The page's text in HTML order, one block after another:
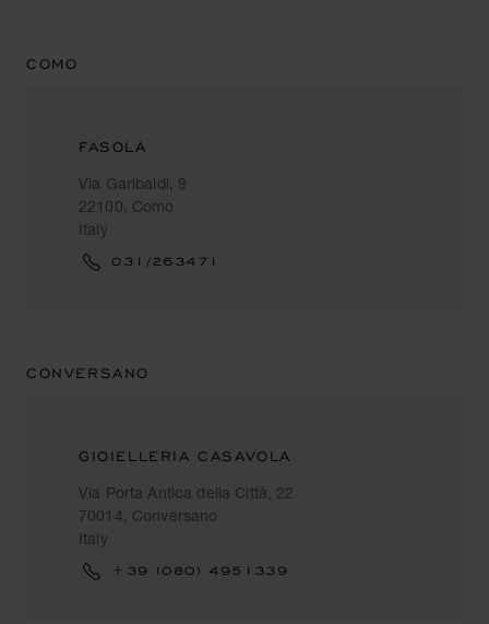
COMO
FASOLA
Via Garibaldi, 9
22100, Como
Italy
031/263471
CONVERSANO
GIOIELLERIA CASAVOLA
Via Porta Antica della Città, 22
70014, Conversano
Italy
+39 (080) 4951339